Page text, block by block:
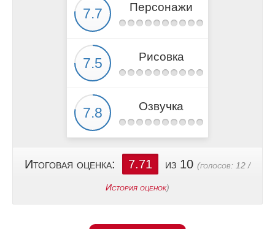
Персонажи
Рисовка
Озвучка
Итоговая оценка: 7.71 из 10 (голосов: 12 /
История оценок)